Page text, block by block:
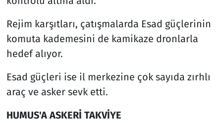
Rejim karşıtları, çatışmalarda Esad güçlerinin
komuta kademesini de kamikaze dronlarla
hedef alıyor.
Esad güçleri ise il merkezine çok sayıda zırhlı
araç ve asker sevk etti.
HUMUS'A ASKERİ TAKVİYE